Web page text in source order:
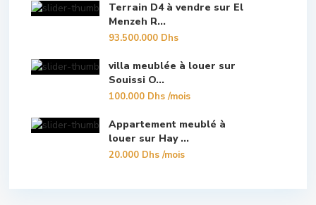
Terrain D4 à vendre sur El
Menzeh R...
93.500.000 Dhs
villa meublée à louer sur
Souissi O...
100.000 Dhs/mois
Appartement meublé à
louer sur Hay ...
20.000 Dhs/mois